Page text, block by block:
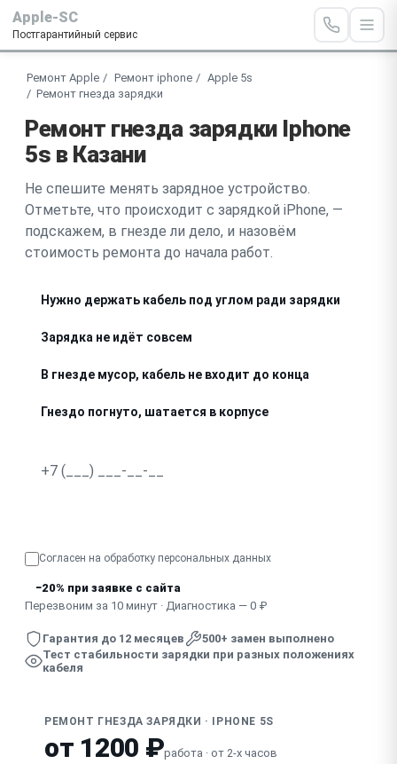
Apple-SC
Постгарантийный сервис
Ремонт Apple Ремонт iphone
Apple 5s
Ремонт гнезда зарядки
Ремонт гнезда зарядки Iphone
5s в Казани
Не спешите менять зарядное устройство.
Отметьте, что происходит с зарядкой iPhone, —
подскажем, в гнезде ли дело, и назовём
стоимость ремонта до начала работ.
Нужно держать кабель под углом ради зарядки
Зарядка не идёт совсем
В гнезде мусор, кабель не входит до конца
Гнездо погнуто, шатается в корпусе
Согласен на обработку персональных данных
−20% при заявке с сайта
Перезвоним за 10 минут · Диагностика — 0 ₽
Гарантия до 12 месяцев
500+ замен выполнено
Тест стабильности зарядки при разных положениях
кабеля
РЕМОНТ ГНЕЗДА ЗАРЯДКИ · IPHONE 5S
от 1200 ₽работа · от 2-х часов